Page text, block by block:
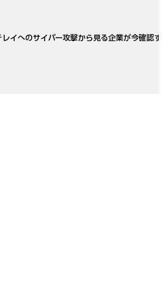
レイへのサイバー攻撃から見る企業が今確認す